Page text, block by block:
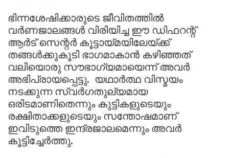
ഭിന്നശേഷിക്കാരുടെ ജീവിതത്തില്‍
വര്‍ണജാലങ്ങള്‍ വിരിയിച്ച ഈ ഡിഫറന്റ്
ആര്‍ട് സെന്റര്‍ കൂട്ടായ്മയിലേയ്ക്ക്
തങ്ങള്‍ക്കുകൂടി ഭാഗമാകാന്‍ കഴിഞ്ഞത്
വലിയൊരു സൗഭാഗ്യമായെന്ന് അവര്‍
അഭിപ്രായപ്പെട്ടു. യഥാര്‍ത്ഥ വിസ്മയം
നടക്കുന്ന സ്വര്‍ഗതുല്യമായ
ഒരിടമാണിതെന്നും കുട്ടികളുടെയും
രക്ഷിതാക്കളുടെയും സന്തോഷമാണ്
ഇവിടുത്തെ ഇന്ദ്രജാലമെന്നും അവര്‍
കൂട്ടിച്ചേര്‍ത്തു.